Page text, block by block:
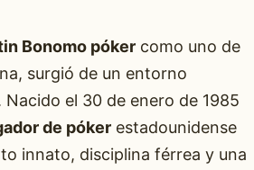
Bonomo pókercomo uno de
surgió de un entorno
el 30 de enero de 1985
de pókerestadounidense
innato, disciplina férrea y una